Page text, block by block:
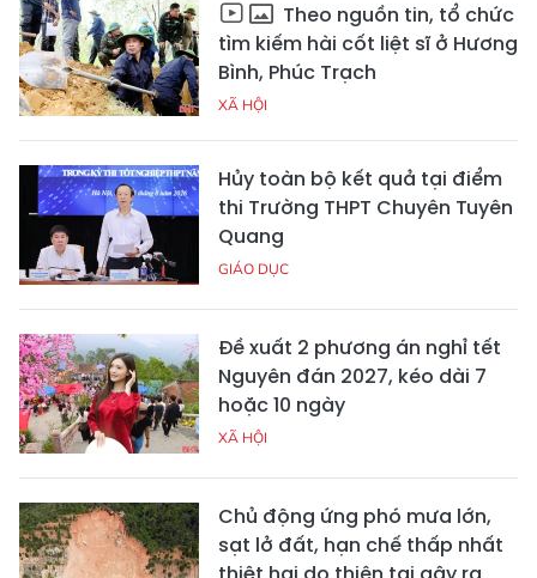
Theo nguồn tin, tổ chức
tìm kiếm hài cốt liệt sĩ ở Hương
Bình, Phúc Trạch
XÃ HỘI
Hủy toàn bộ kết quả tại điểm
thi Trường THPT Chuyên Tuyên
Quang
GIÁO DỤC
Đề xuất 2 phương án nghỉ tết
Nguyên đán 2027, kéo dài 7
hoặc 10 ngày
XÃ HỘI
Chủ động ứng phó mưa lớn,
sạt lở đất, hạn chế thấp nhất